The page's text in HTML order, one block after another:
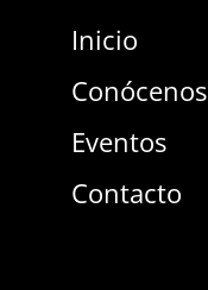
Inicio
Conócenos
Eventos
Contacto